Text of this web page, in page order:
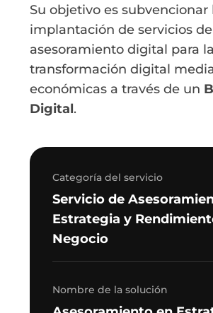
Su objetivo es subvencionar
implantación de servicios de
asesoramiento digital para la
transformación digital
económicas a través de un
Digital.
Categoría del servicio
Servicio de
Estrategia y
Negocio
Nombre de la solución